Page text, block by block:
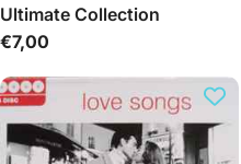
Ultimate Collection
Обычная
€7,00